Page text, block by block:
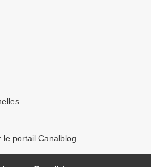
le portail Canalblog